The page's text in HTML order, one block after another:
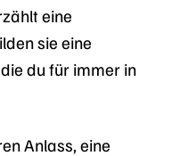
eine
sie eine
du für immer in
Anlass, eine